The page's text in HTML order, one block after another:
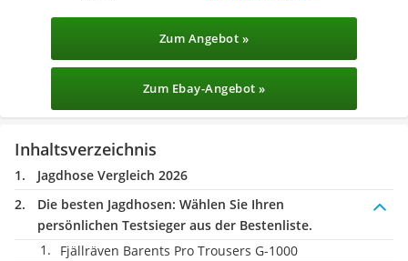
Zum Angebot »
Zum Ebay-Angebot »
Inhaltsverzeichnis
Jagdhose Vergleich 2026
Die besten Jagdhosen: Wählen Sie Ihren
persönlichen Testsieger aus der Bestenliste.
Fjällräven Barents Pro Trousers G-1000